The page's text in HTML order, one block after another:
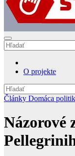
Stacilo.sk
Bojujeme proti bludom
O projekte
Články Domáca
Názorové